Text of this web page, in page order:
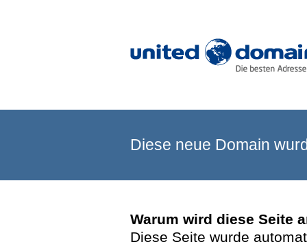
Diese neue Domain
Warum wird diese Seite
Diese Seite wurde